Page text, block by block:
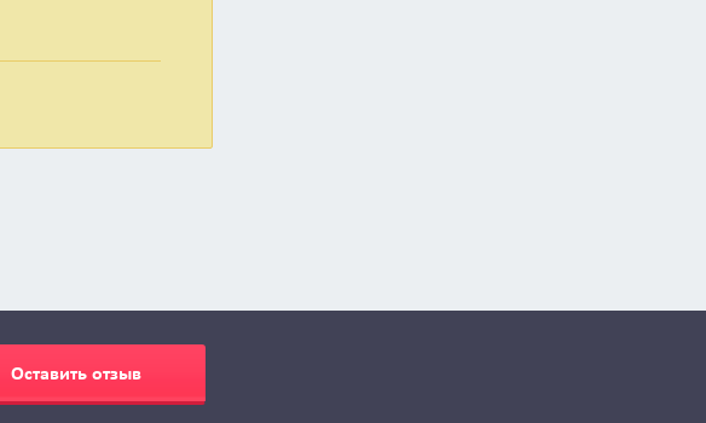
Оставить отзыв